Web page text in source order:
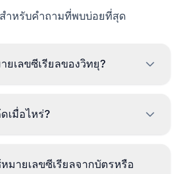
ำหรับคำถามที่พบบ่อยที่สุด
ยเลขซีเรียลของวิทยุ?
สจากป้ายบนตัวเครื่องวิทยุ โดยปกติ
AUZ2Z3B2314121.
เมื่อไหร่?
ายในไม่กี่นาทีหลังจากชำระเงิน
มายเลขซีเรียลจากบัตรหรือ